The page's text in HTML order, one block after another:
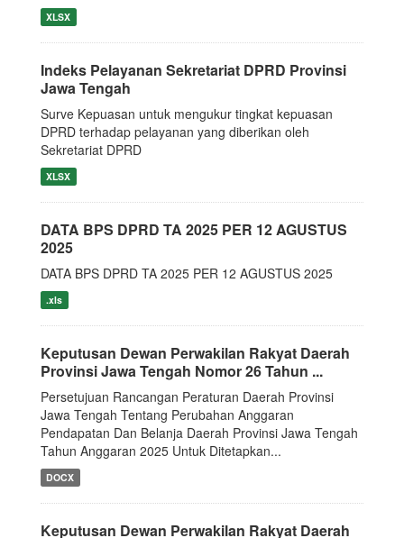
XLSX
Indeks Pelayanan Sekretariat DPRD Provinsi
Jawa Tengah
Surve Kepuasan untuk mengukur tingkat kepuasan
DPRD terhadap pelayanan yang diberikan oleh
Sekretariat DPRD
XLSX
DATA BPS DPRD TA 2025 PER 12 AGUSTUS
2025
DATA BPS DPRD TA 2025 PER 12 AGUSTUS 2025
.xls
Keputusan Dewan Perwakilan Rakyat Daerah
Provinsi Jawa Tengah Nomor 26 Tahun ...
Persetujuan Rancangan Peraturan Daerah Provinsi
Jawa Tengah Tentang Perubahan Anggaran
Pendapatan Dan Belanja Daerah Provinsi Jawa Tengah
Tahun Anggaran 2025 Untuk Ditetapkan...
DOCX
Keputusan Dewan Perwakilan Rakyat Daerah